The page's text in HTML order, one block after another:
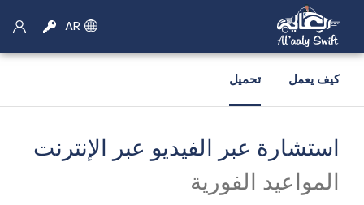
AR
اختر الخدمة
كيف يعمل تحميل
استشارة عبر الفيديو عبر الإنترنت
المواعيد الفورية